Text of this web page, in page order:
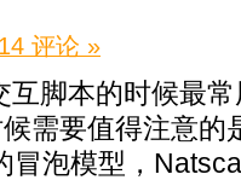
14 评论 »
脚本的时候最
需要值得注意的
冒泡模型，